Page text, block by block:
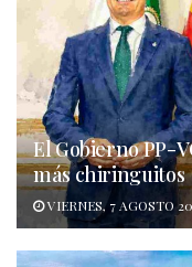
El Gobierno PP-
más chiringuitos
VIERNES, 7 AGOSTO